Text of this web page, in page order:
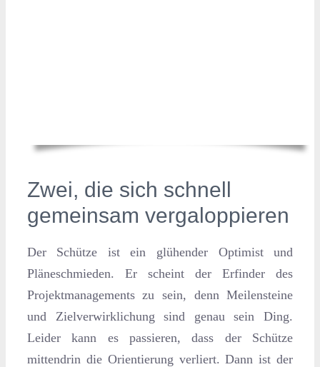
Zwei, die sich schnell
gemeinsam vergaloppieren
Der Schütze ist ein glühender Optimist und
Pläneschmieden. Er scheint der Erfinder des
Projektmanagements zu sein, denn Meilensteine
und Zielverwirklichung sind genau sein Ding.
Leider kann es passieren, dass der Schütze
mittendrin die Orientierung verliert. Dann ist der